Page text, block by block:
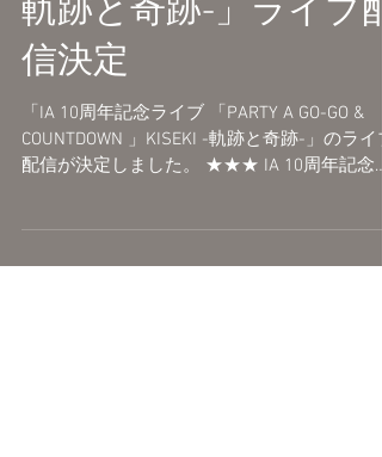
COUNTDOWN 」KISEKI -
軌跡と奇跡-」ライブ配
信決定
「IA 10周年記念ライブ 「PARTY A GO-GO &
配信が決定しました。 ★★★ IA 10周年記念ラ